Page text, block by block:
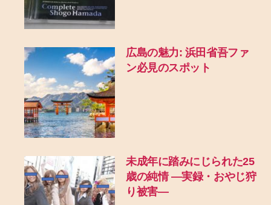
広島の魅力: 浜田省吾ファ
ン必見のスポット
未成年に踏みにじられた25
歳の純情 ―実録・おやじ狩
り被害―